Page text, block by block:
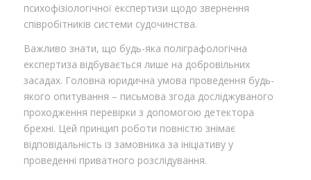
психофізіологічної експертизи щодо звернення
співробітників системи судочинства.
Важливо знати, що будь-яка поліграфологічна
експертиза відбувається лише на добровільних
засадах. Головна юридична умова проведення будь-
якого опитування – письмова згода досліджуваного
проходження перевірки з допомогою детектора
брехні. Цей принцип роботи повністю знімає
відповідальність із замовника за ініціативу у
проведенні приватного розслідування.